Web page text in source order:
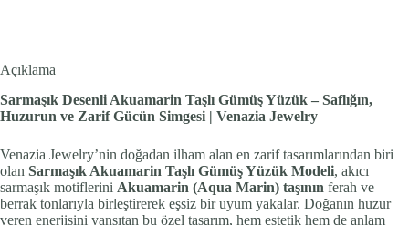
Açıklama
Sarmaşık Desenli Akuamarin Taşlı Gümüş Yüzük – Saflığın,
Huzurun ve Zarif Gücün Simgesi | Venazia Jewelry
Venazia Jewelry’nin doğadan ilham alan en zarif tasarımlarından biri
olan Sarmaşık Akuamarin Taşlı Gümüş Yüzük Modeli, akıcı
sarmaşık motiflerini Akuamarin (Aqua Marin) taşının ferah ve
berrak tonlarıyla birleştirerek eşsiz bir uyum yakalar. Doğanın huzur
veren enerjisini yansıtan bu özel tasarım, hem estetik hem de anlam